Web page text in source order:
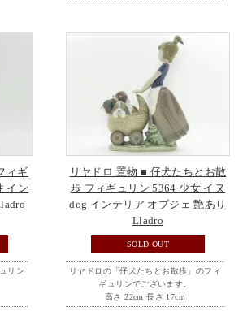
ィギ
イン
リン
リヤドロ 置物 ■ 仔犬たちとお散
歩 フィギュリン 5364 少女 イヌ
dog インテリア オブジェ 艶あり
Lladro
SOLD OUT
リヤドロの「仔犬たちとお散歩」のフィ
ギュリンでございます。
高さ 22cm 長さ 17cm